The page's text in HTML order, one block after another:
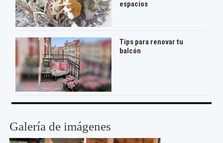
espacios
Tips para renovar tu
balcón
Galería de imágenes